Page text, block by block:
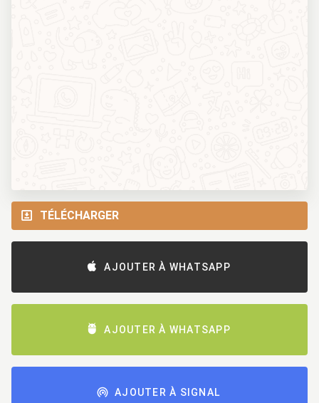
TÉLÉCHARGER
AJOUTER À WHATSAPP
AJOUTER À WHATSAPP
AJOUTER À SIGNAL